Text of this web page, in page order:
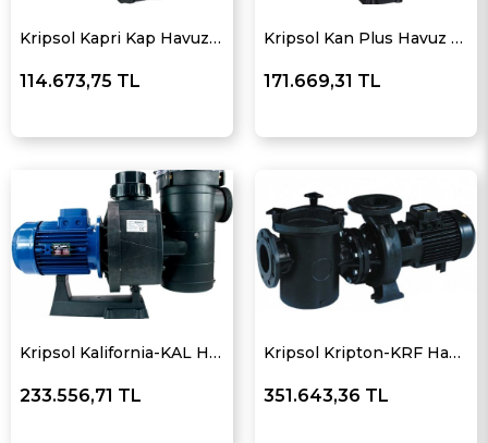
Kripsol Kapri Kap Havuz Pompası
114.673,75 TL
Kripsol Kan Plus Havuz Pompası
171.669,31 TL
Kripsol Kalifornia-KAL Havuz Pompası
233.556,71 TL
Kripsol Kripton-KRF Havuz Pompası
351.643,36 TL